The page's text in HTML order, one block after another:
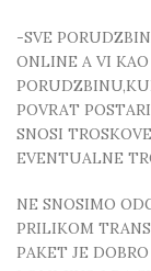
-SVE
ONLINE A VI
POVRAT
SNOSI
EVENTUALNE
NE SNOSIMO
PRILIKOM
PAKET JE